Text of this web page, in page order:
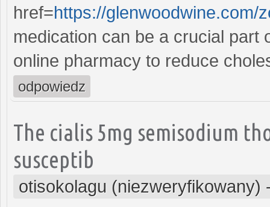
href=https://glenwoodwine.com/
medication can be a crucial part
online pharmacy to reduce
odpowiedz
The cialis 5mg semisodium
susceptib
otisokolagu (niezweryfikowany)